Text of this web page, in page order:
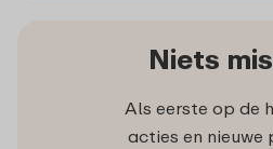
Niets
Als eerste op de
acties en nieuwe